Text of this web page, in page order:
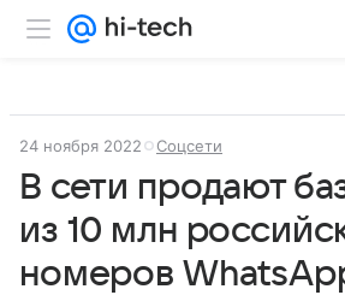
24 ноября 2022 Соцсети
В сети продают
из 10 млн
номеров